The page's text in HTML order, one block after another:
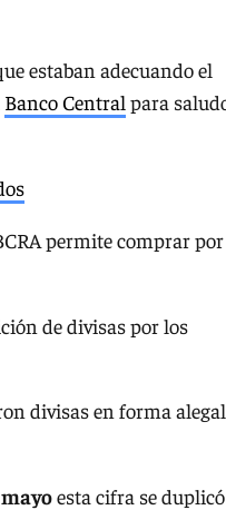
estaban adecuando el
Banco Central para
permite comprar por
de divisas por los
divisas en forma alegal
mayoesta cifra se